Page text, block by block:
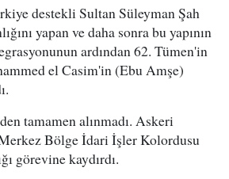
destekli Sultan Süleyman Şah
yapan ve daha sonra bu yapının
ardından 62. Tümen'in
el Casim'in (Ebu Amşe)
tamamen alınmadı. Askeri
Bölge İdari İşler Kolordusu
görevine kaydırdı.